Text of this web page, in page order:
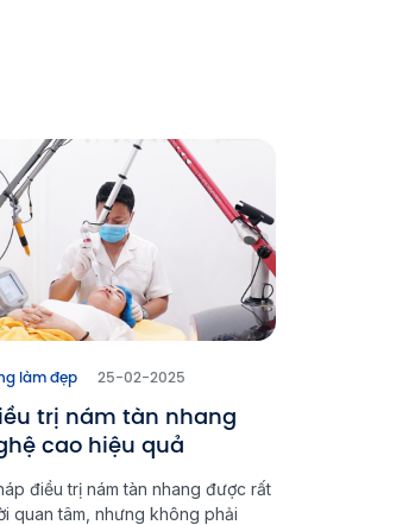
làm đẹp 25-02-2025
trị nám tàn nhang
cao hiệu quả
điều trị nám tàn nhang được rất
quan tâm, nhưng không phải